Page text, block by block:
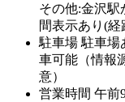
その他:金沢駅
間表示あり(
駐車場 駐車場
車可能（情報
意）
営業時間 午前